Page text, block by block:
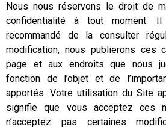
Nous nous réservons le droit de
confidentialité à tout moment.
recommandé de la consulter
modification, nous publierons ces
page et aux endroits que nous
fonction de l’objet et de
apportés. Votre utilisation du Site
signifie que vous acceptez ces
n’acceptez pas certaines